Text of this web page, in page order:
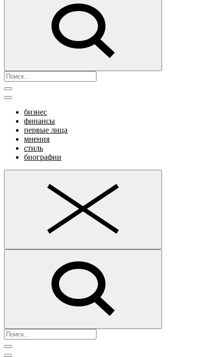
бизнес
финансы
первые лица
мнения
стиль
биографии